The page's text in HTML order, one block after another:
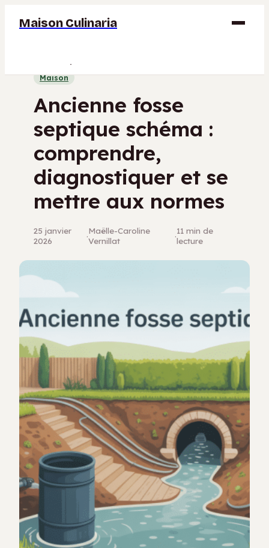
Maison Culinaria
Gastronomie
Jardinage
Bricolage
Maison
Ancienne fosse
septique schéma :
comprendre,
diagnostiquer et se
mettre aux normes
25 janvier
2026
·Maëlle-Caroline
Vernillat
·11 min de
lecture